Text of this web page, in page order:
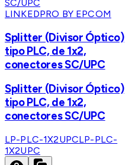
LINKEDPRO BY EPCOM
Splitter (Divisor Óptico)
tipo PLC, de 1x2,
conectores SC/UPC
Splitter (Divisor Óptico)
tipo PLC, de 1x2,
conectores SC/UPC
LP-PLC-1X2UPCLP-PLC-
1X2UPC